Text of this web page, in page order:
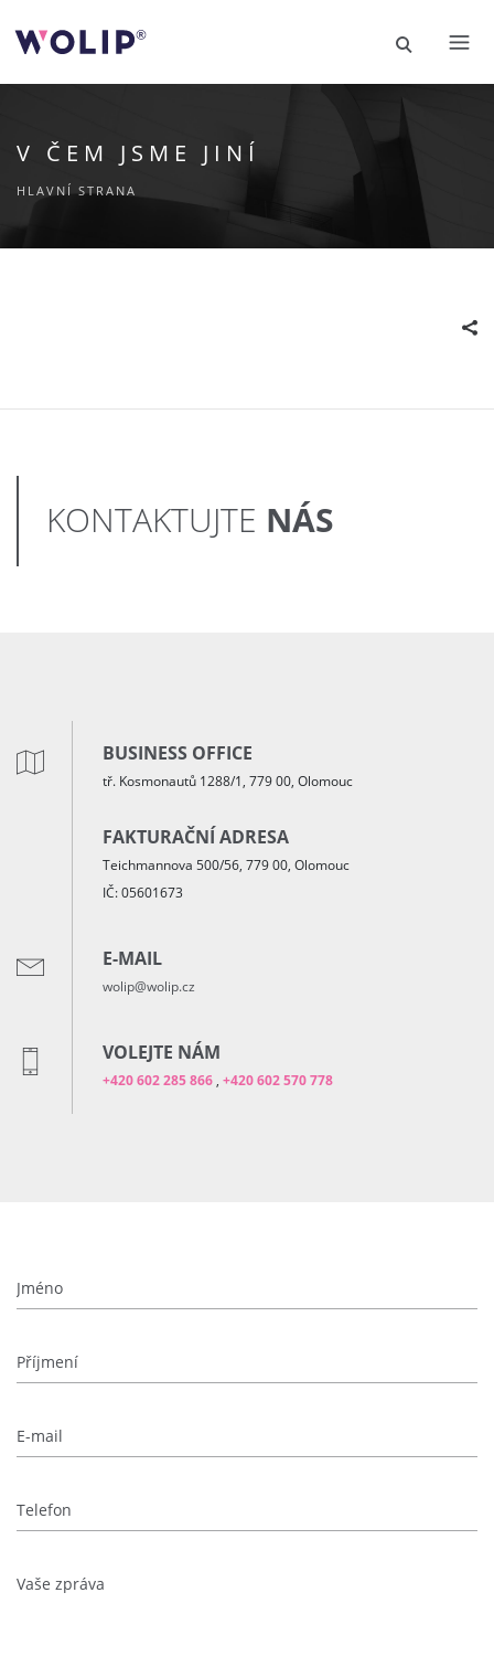
V ČEM JSME JINÍ
HLAVNÍ STRANA
KONTAKTUJTE NÁS
BUSINESS OFFICE
tř. Kosmonautů 1288/1, 779 00, Olomouc
FAKTURAČNÍ ADRESA
Teichmannova 500/56, 779 00, Olomouc
IČ: 05601673
E-MAIL
wolip@wolip.cz
VOLEJTE NÁM
+420 602 285 866 +420 602 570 778